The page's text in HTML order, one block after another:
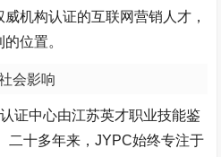
机构认证的互联网营销人才，
位置。
会影响
证中心由江苏英才职业技能鉴
二十多年来，JYPC始终专注于